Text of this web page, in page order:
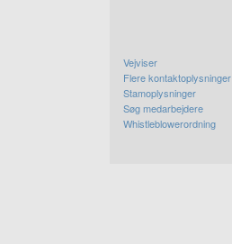
Vejviser
Flere kontaktoplysninger
Stamoplysninger
Søg medarbejdere
Whistleblowerordning